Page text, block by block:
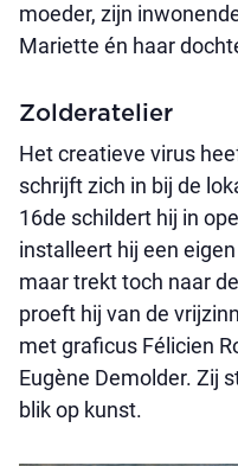
moeder, zijn
Mariette én haar
Zolderatelier
Het creatieve virus
schrijft zich in bij de
16de schildert hij in
installeert hij een
maar trekt toch naar
proeft hij van de
met graficus Félicien
Eugène Demolder. Zij
blik op kunst.